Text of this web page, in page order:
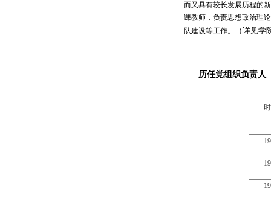
而又具有较长发展历程的
课教师，负责思想政治理
队建设等工作。
（详见学
历任党组织负责人